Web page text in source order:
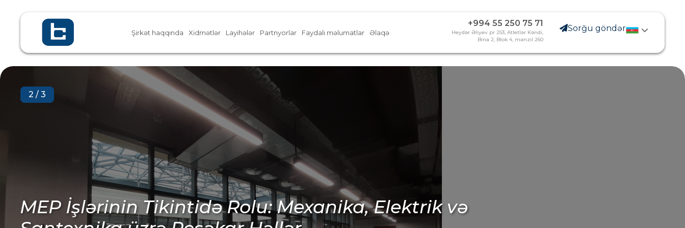
Şirkət haqqında Xidmətlər Layihələr Partnyorlar Faydalı məlumatlar Əlaqə
+994 55 250 75 71
Heydər Əliyev pr 253, Atletlər Kəndi,
Bina 2, Blok 4, mənzil 260
Sorğu göndər
Metal Konstruksiya və Beton İşlərində
3 / 3